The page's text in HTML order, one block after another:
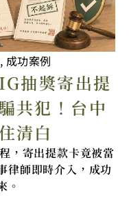
, 成功案例
抽獎寄出提
共犯！台中
清白
，寄出提款卡竟被當
律師即時介入，成功
。